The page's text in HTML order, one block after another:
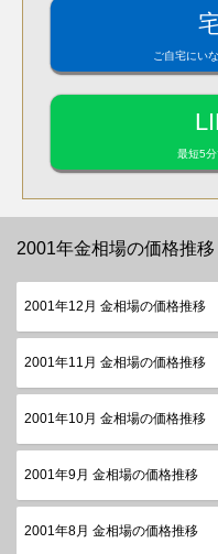
ご自宅にい
最短5
2001年金相場の価格推移
2001年12月 金相場の価格推移
2001年11月 金相場の価格推移
2001年10月 金相場の価格推移
2001年9月 金相場の価格推移
2001年8月 金相場の価格推移